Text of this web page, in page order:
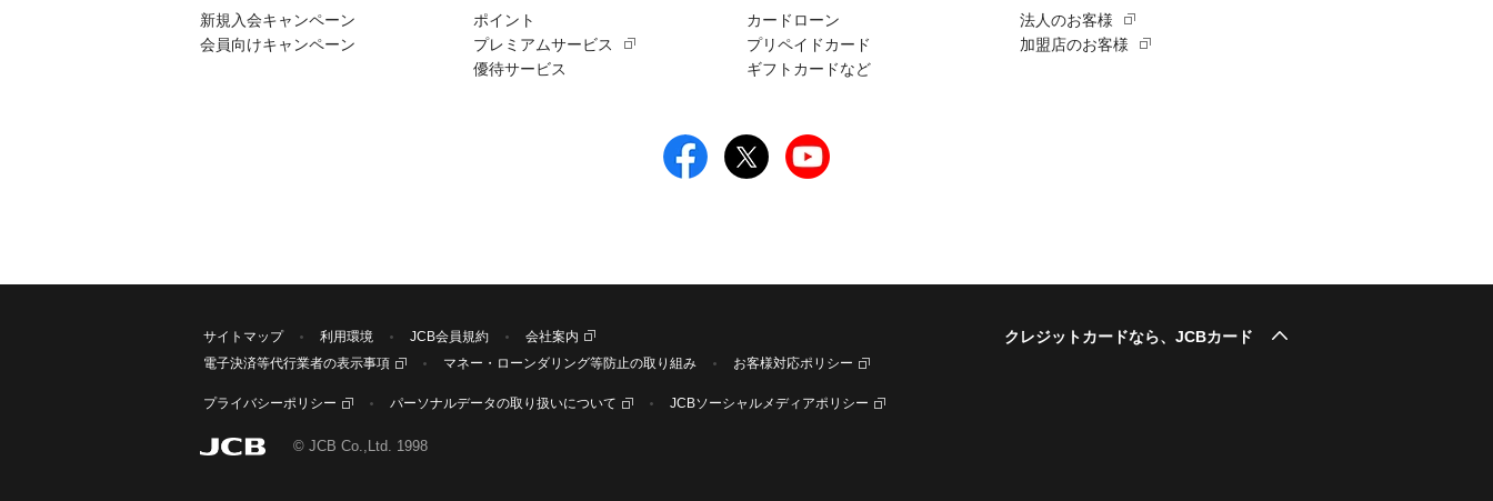
新規入会キャンペーン
会員向けキャンペーン
ポイント
プレミアムサービス
優待サービス
カードローン
プリペイドカード
ギフトカードなど
法人のお客様
加盟店のお客様
クレジットカードなら、JCBカード
サイトマップ 利用環境 JCB会員規約
会社案内
電子決済等代行業者の表示事項
マネー・ローンダリング等防止の取り組み お客様対応ポリシー
プライバシーポリシー パーソナルデータの取り扱いについて JCBソーシャルメディアポリシー
© JCB Co.,Ltd. 1998